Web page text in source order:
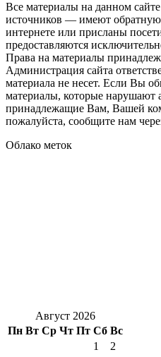
Все материалы на данном
источников — имеют обратную
интернете или присланы
предоставляются
Права на материалы
Администрация сайта
материала не несет. Если Вы
материалы, которые нарушают
принадлежащие Вам, Вашей
пожалуйста, сообщите нам
Облако меток
Август 2026
Пн Вт Ср Чт Пт Сб Вс
1
2